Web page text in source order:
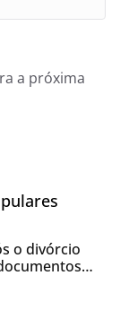
a próxima
o divórcio